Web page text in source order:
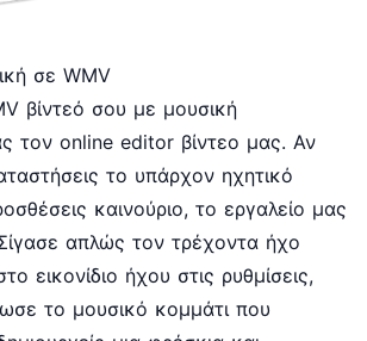
σε WMV
βίντεό σου με μουσική
τον online editor βίντεο μας. Αν
το υπάρχον ηχητικό
καινούριο, το εργαλείο μας
απλώς τον τρέχοντα ήχο
εικονίδιο ήχου στις ρυθμίσεις,
το μουσικό κομμάτι που